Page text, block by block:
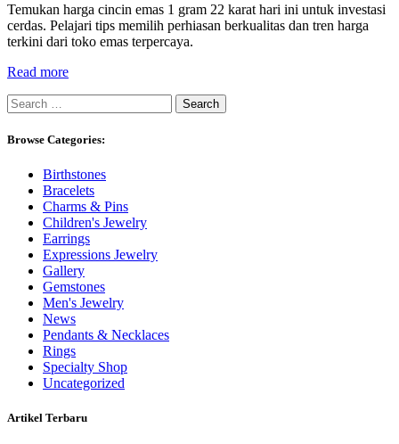
Temukan harga cincin emas 1 gram 22 karat hari ini untuk investasi
cerdas. Pelajari tips memilih perhiasan berkualitas dan tren harga
terkini dari toko emas terpercaya.
Read more
Search
for:
Browse Categories:
Birthstones
Bracelets
Charms & Pins
Children's Jewelry
Earrings
Expressions Jewelry
Gallery
Gemstones
Men's Jewelry
News
Pendants & Necklaces
Rings
Specialty Shop
Uncategorized
Artikel Terbaru